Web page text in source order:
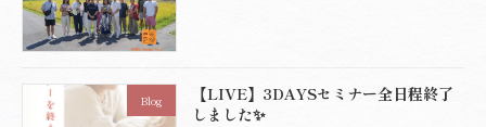
Blog
【LIVE】3DAYSセミナー全日程終了
しました✨